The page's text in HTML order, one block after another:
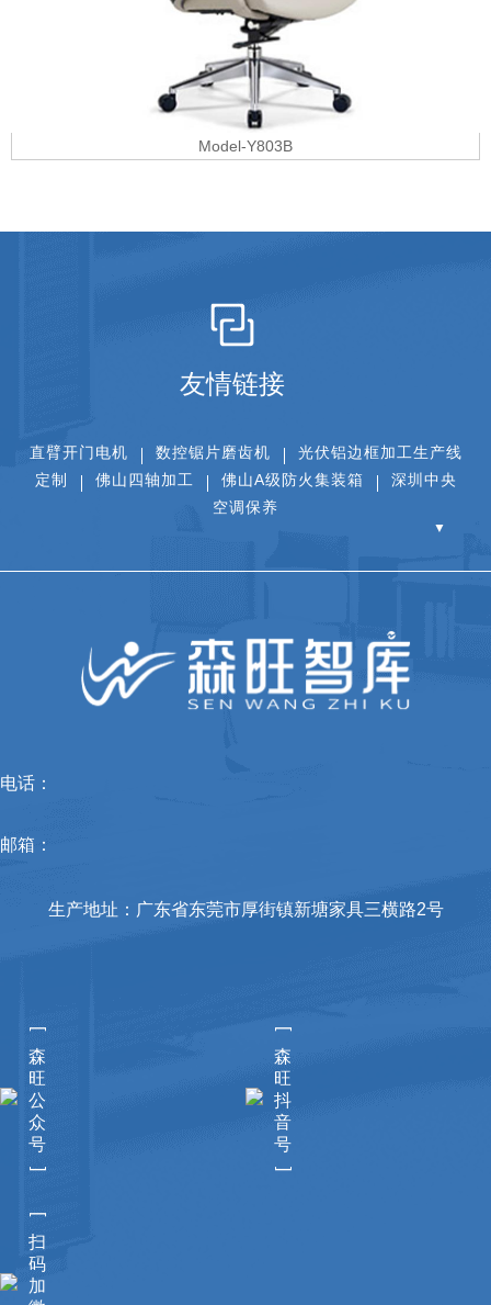
Model-Y803B
友情链接
直臂开门电机 数控锯片磨齿机
光伏铝边框加工生产线
定制
佛山四轴加工 佛山A级防火集装箱
深圳中央
空调保养
▼
电话：
邮箱：
生产地址：广东省东莞市厚街镇新塘家具三横路2号
[
森
旺
公
众
号
]
[
森
旺
抖
音
号
]
[
扫
码
加